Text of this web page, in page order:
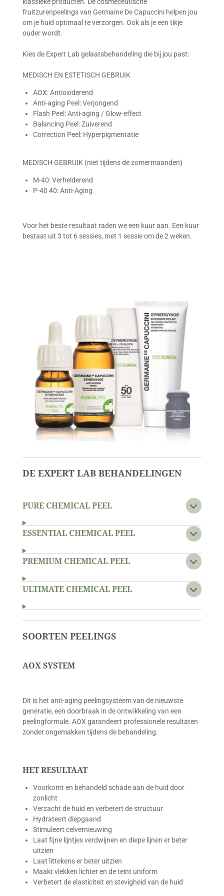
fruitzurenpeelingsvan Germaine De Capuccini helpen jou
om je huid optimaal te verzorgen. Ook als je een tikje
ouder wordt.
Kies de Expert Lab gelaatsbehandeling die bij jou past:
MEDISCH EN ESTETISCH GEBRUIK
AOX: Antioxiderend
Anti-aging Peel: Verjongend
Flash Peel: Anti-aging / Glow-effect
Balancing Peel: Zuiverend
Correction Peel: Hyperpigmentatie
MEDISCH GEBRUIK (niet tijdens de zomermaanden)
M-40: Verhelderend
P-40 40: Anti-Aging
Voor het beste resultaat raden we een kuur aan. Een kuur
bestaat uit 3 tot 6 sessies, met 1 sessie om de 2 weken.
DE EXPERT LAB BEHANDELINGEN
PURE CHEMICAL PEEL
ESSENTIAL CHEMICAL PEEL
PREMIUM CHEMICAL PEEL
ULTIMATE CHEMICAL PEEL
SOORTEN PEELINGS
AOX SYSTEM
Dit is het anti-aging peelingsysteem van de nieuwste
generatie, een doorbraak in de ontwikkeling van een
peelingformule. AOX garandeert professionele resultaten
zonder ongemakken tijdens de behandeling.
HET RESULTAAT
Voorkomt en behandeld schade aan de huid door
zonlicht
Verzacht de huid en verbetert de structuur
Hydrateert diepgaand
Stimuleert celvernieuwing
Laat fijne lijntjes verdwijnen en diepe lijnen er beter
uitzien
Laat littekens er beter uitzien
Maakt vlekken lichter en de teint uniform
Verbetert de elasticiteit en stevigheid van de huid